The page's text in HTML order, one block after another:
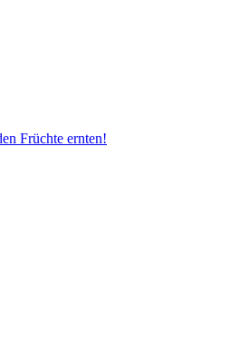
Früchte ernten!